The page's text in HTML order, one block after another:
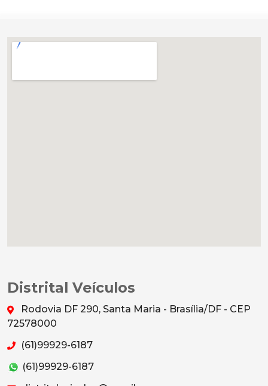
Distrital Veículos
Rodovia DF 290, Santa Maria - Brasília/DF - CEP
72578000
(61)99929-6187
(61)99929-6187